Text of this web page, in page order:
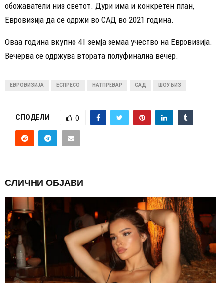
обожаватели низ светот. Дури има и конкретен план,
Евровизија да се одржи во САД во 2021 година.
Оваа година вкупно 41 земја земаа учество на Евровизија.
Вечерва се одржува втората полуфинална вечер.
ЕВРОВИЗИЈА ЕСПРЕСО НАТПРЕВАР САД ШОУ БИЗ
СПОДЕЛИ 0
СЛИЧНИ ОБЈАВИ